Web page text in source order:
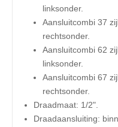
linksonder.
Aansluitcombi 37
rechtsonder.
Aansluitcombi 62
linksonder.
Aansluitcombi 67
rechtsonder.
Draadmaat: 1/2".
Draadaansluiting: